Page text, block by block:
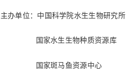
主办单位：中国科学院水生生物研究所
国家水生生物种质资源库
国家斑马鱼资源中心